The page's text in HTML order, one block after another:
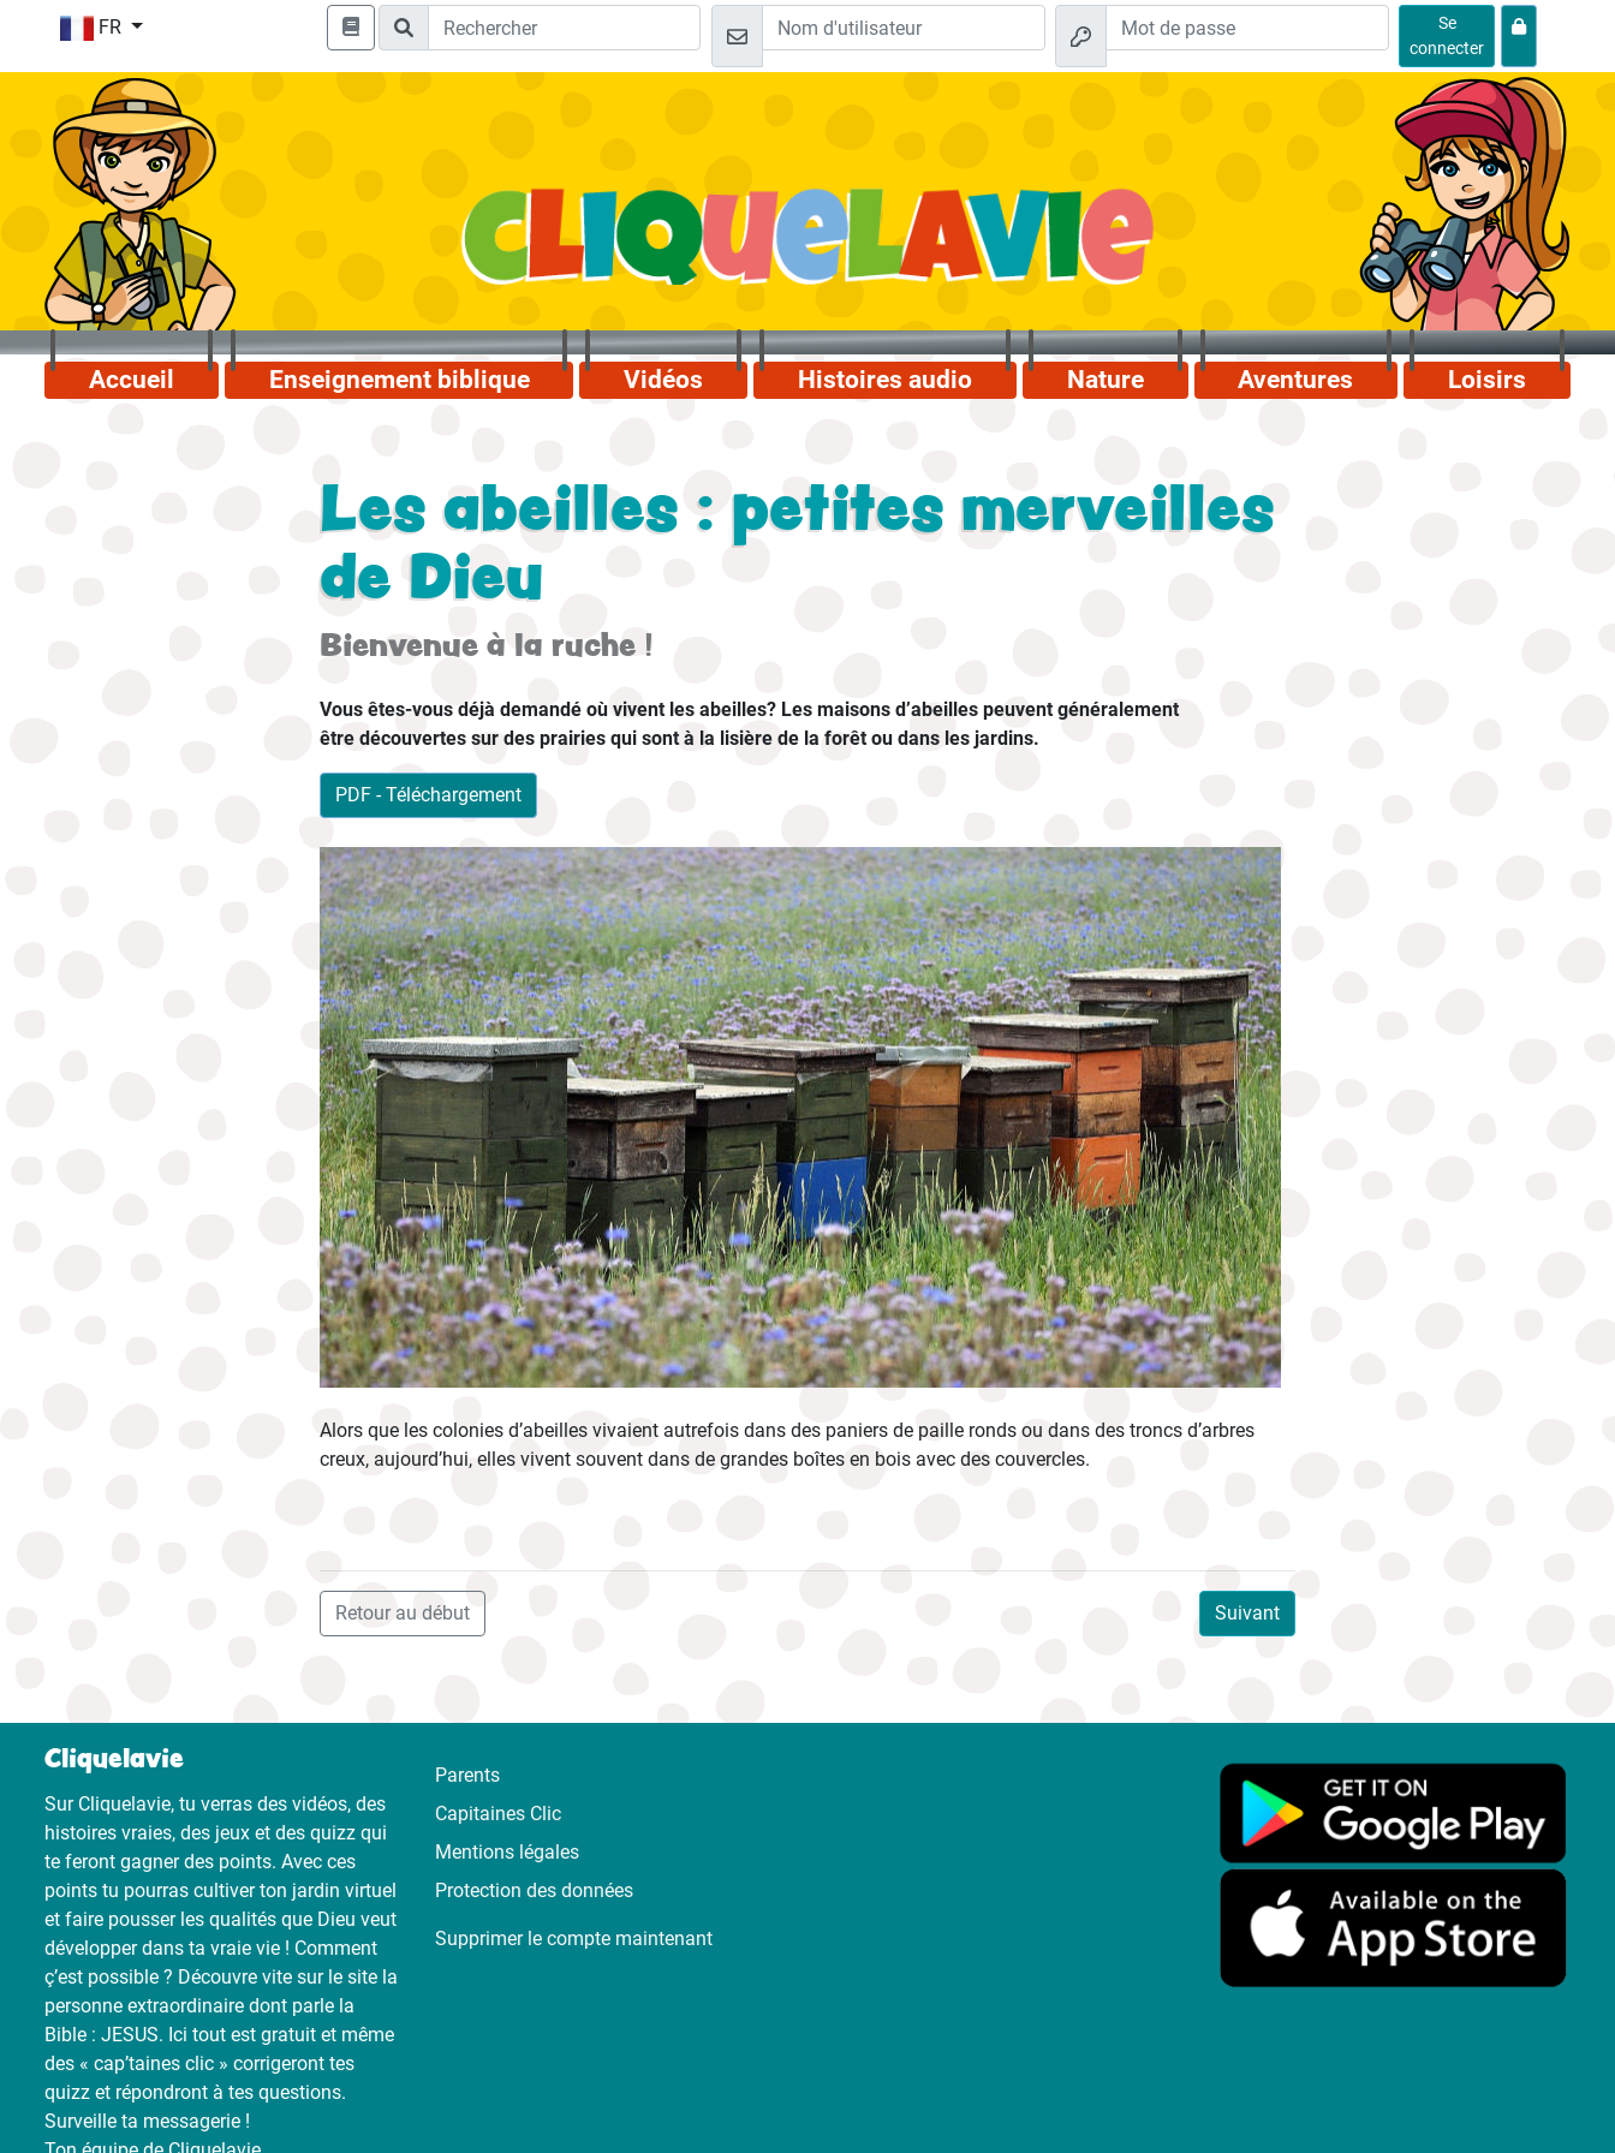
FR
Se
connecter
Accueil Enseignement biblique Vidéos Histoires audio Nature Aventures Loisirs
Les abeilles : petites merveilles
de Dieu
Bienvenue à la ruche !
Vous êtes-vous déjà demandé où vivent les abeilles? Les maisons d’abeilles peuvent généralement
être découvertes sur des prairies qui sont à la lisière de la forêt ou dans les jardins.
PDF - Téléchargement
Alors que les colonies d’abeilles vivaient autrefois dans des paniers de paille ronds ou dans des troncs d’arbres
creux, aujourd’hui, elles vivent souvent dans de grandes boîtes en bois avec des couvercles.
Suivant
Retour au début
Cliquelavie
Sur Cliquelavie, tu verras des vidéos, des
histoires vraies, des jeux et des quizz qui
te feront gagner des points. Avec ces
points tu pourras cultiver ton jardin virtuel
et faire pousser les qualités que Dieu veut
développer dans ta vraie vie ! Comment
ç’est possible ? Découvre vite sur le site la
personne extraordinaire dont parle la
Bible : JESUS. Ici tout est gratuit et même
des « cap’taines clic » corrigeront tes
quizz et répondront à tes questions.
Surveille ta messagerie !
Parents
Capitaines Clic
Mentions légales
Protection des données
Supprimer le compte maintenant